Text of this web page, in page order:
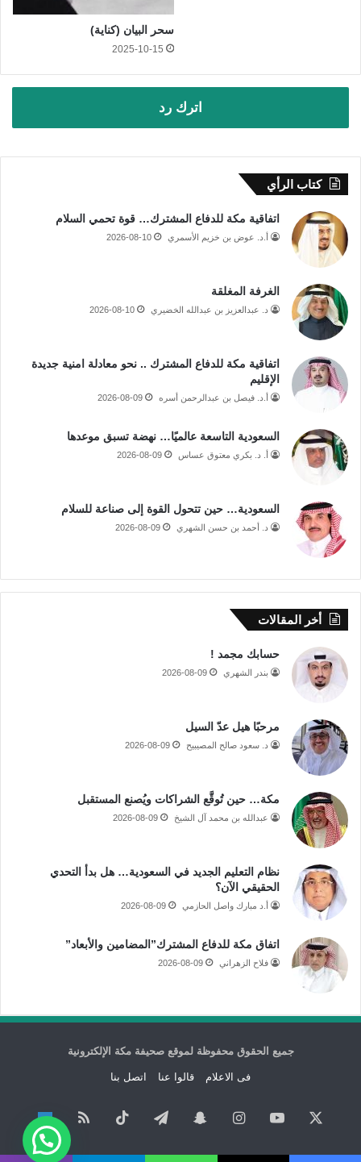
سحر البيان (كناية)
2025-10-15
اترك رد
كتاب الرأي
اتفاقية مكة للدفاع المشترك… قوة تحمي السلام
أ.د. عوض بن خزيم الأسمري 2026-08-10
الغرفة المغلقة
د. عبدالعزيز بن عبدالله الخضيري 2026-08-10
اتفاقية مكة للدفاع المشترك .. نحو معادلة امنية جديدة
الإقليم
أ.د. فيصل بن عبدالرحمن أسره 2026-08-09
السعودية التاسعة عالميًا… نهضة تسبق موعدها
أ. د. بكري معتوق عساس 2026-08-09
السعودية… حين تتحول القوة إلى صناعة للسلام
د. أحمد بن حسن الشهري 2026-08-09
أخر المقالات
حسابك مجمد !
بندر الشهري 2026-08-09
مرحبًا هيل عدّ السيل
د. سعود صالح المصيبيح 2026-08-09
مكة… حين تُوقَّع الشراكات ويُصنع المستقبل
عبدالله بن محمد آل الشيخ 2026-08-09
نظام التعليم الجديد في السعودية… هل بدأ التحدي
الحقيقي الآن؟
أ.د مبارك واصل الحازمي 2026-08-09
اتفاق مكة للدفاع المشترك”المضامين والأبعاد”
فلاح الزهراني 2026-08-09
جميع الحقوق محفوظة لموقع صحيفة مكة الإلكترونية
فى الاعلام قالوا عنا اتصل بنا
‫YouTubeانستقرامسناب
تشات
تيلقرام ‫TikTok ملخص
الموقع